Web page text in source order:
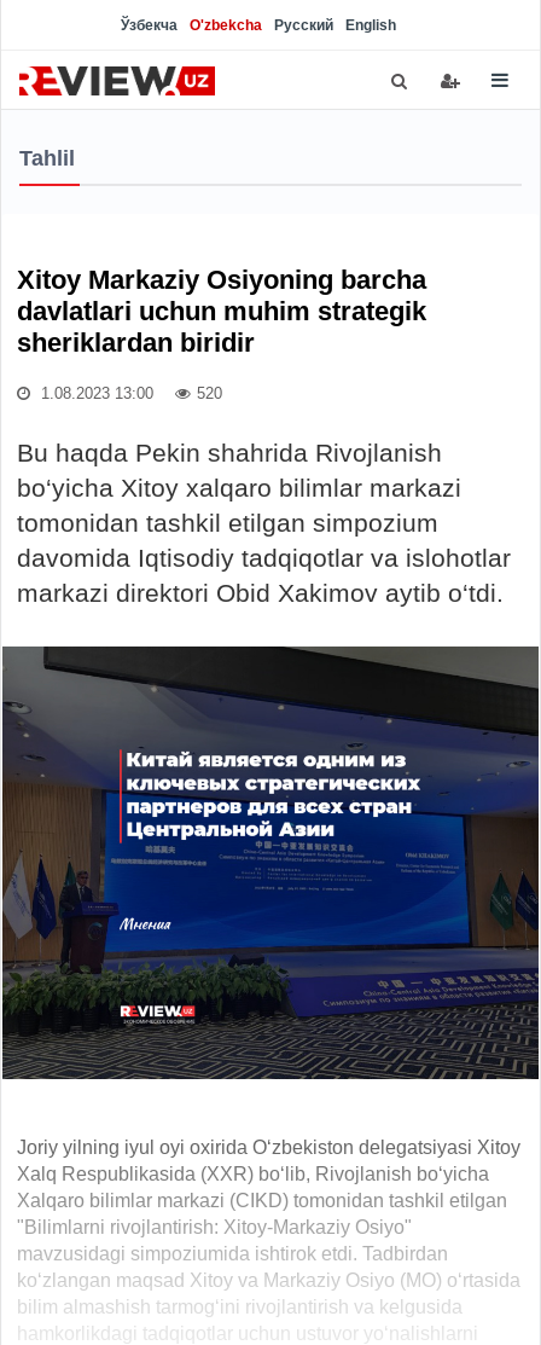
Ўзбекча O'zbekcha Русский English
Tahlil
Xitoy Markaziy Osiyoning barcha
davlatlari uchun muhim strategik
sheriklardan biridir
1.08.2023 13:00 520
Bu haqda Pekin shahrida Rivojlanish
bo‘yicha Xitoy xalqaro bilimlar markazi
tomonidan tashkil etilgan simpozium
davomida Iqtisodiy tadqiqotlar va islohotlar
markazi direktori Obid Xakimov aytib o‘tdi.
Joriy yilning iyul oyi oxirida O‘zbekiston delegatsiyasi Xitoy
Xalq Respublikasida (XXR) bo‘lib, Rivojlanish bo‘yicha
Xalqaro bilimlar markazi (CIKD) tomonidan tashkil etilgan
"Bilimlarni rivojlantirish: Xitoy-Markaziy Osiyo"
mavzusidagi simpoziumida ishtirok etdi. Tadbirdan
ko‘zlangan maqsad Xitoy va Markaziy Osiyo (MO) o‘rtasida
bilim almashish tarmog‘ini rivojlantirish va kelgusida
hamkorlikdagi tadqiqotlar uchun ustuvor yo‘nalishlarni